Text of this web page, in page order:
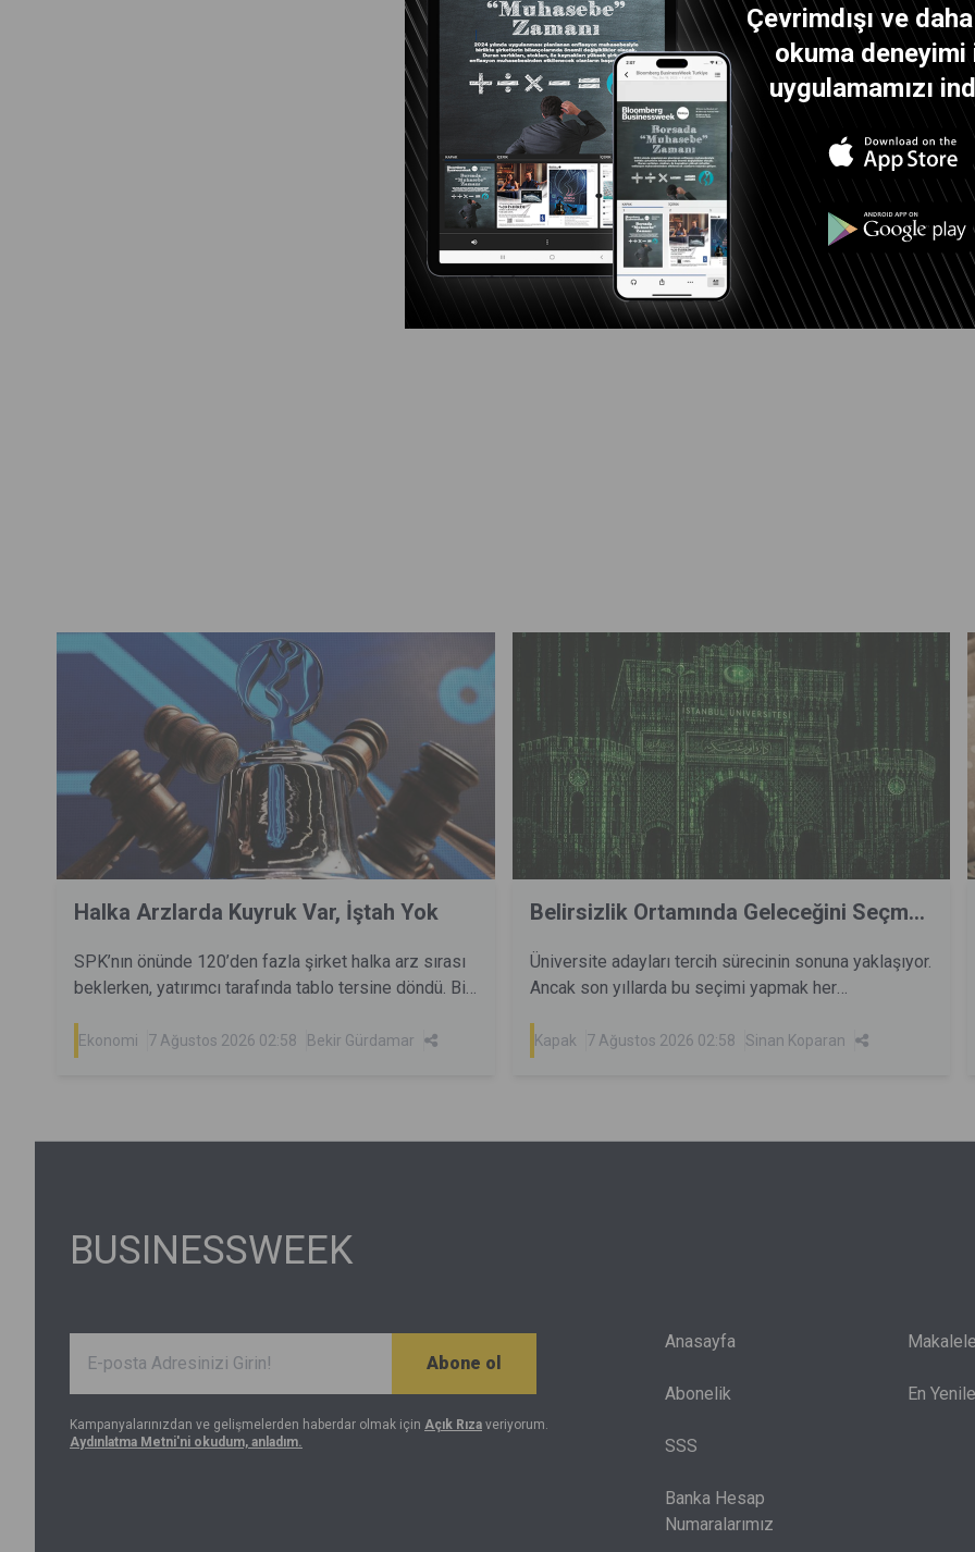
Çevrimdışı ve
okuma deneyimi
uygulamamızı
Halka Arzlarda Kuyruk Var, İştah Yok
SPK’nın önünde 120’den fazla şirket halka arz sırası
beklerken, yatırımcı tarafında tablo tersine döndü. Bir
halka arzlar artık eskisi kadar kolay talep toplamıyor.
Ekonomi 7 Ağustos 2026 02:58 Bekir Gürdamar
Belirsizlik Ortamında Geleceğini Seçm...
Üniversite adayları tercih sürecinin sonuna yaklaşıyor.
Ancak son yıllarda bu seçimi yapmak her
bugünün mesleklerini dönüştürürken pek çoğunu da
eğitim alacağı şehri, üniversiteyi ve maddi olanakları
Kapak 7 Ağustos 2026 02:58 Sinan Koparan
BUSINESSWEEK
Abone ol
Kampanyalarınızdan ve gelişmelerden haberdar olmak için Açık Rıza veriyorum.
Aydınlatma Metni'ni okudum, anladım.
Anasayfa
Abonelik
SSS
Banka Hesap
Numaralarımız
En